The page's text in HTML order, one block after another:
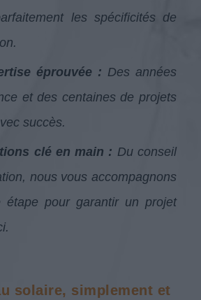
les spécificités de
éprouvée : Des années
et des centaines de projets
succès.
clé en main : Du conseil
nous vous accompagnons
étape pour garantir un projet
solaire, simplement et